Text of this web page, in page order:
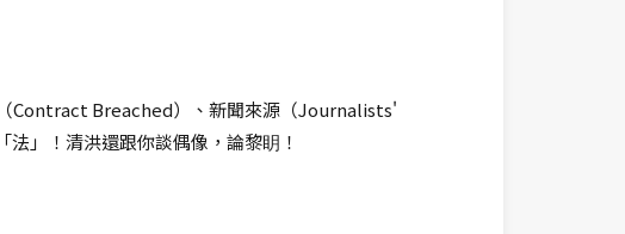
Contract Breached）、新聞來源（Journalists'
」！清洪還跟你談偶像，論黎眀！